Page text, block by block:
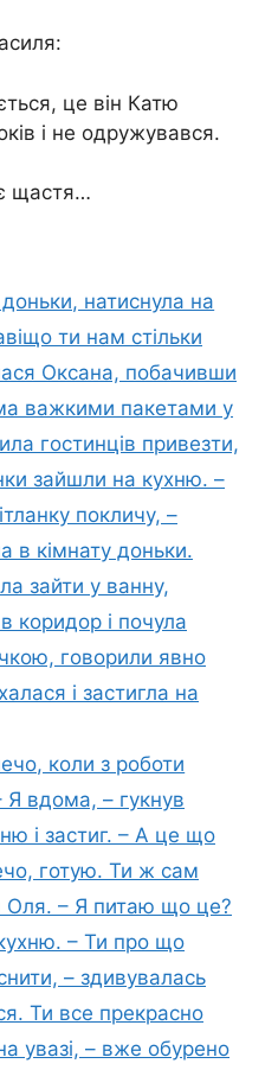
це він Катю
і не одружувався.
щастя…
натиснула на
ти нам стільки
Оксана, побачивши
важкими пакетами у
гостинців привезти,
зайшли на кухню. –
покличу, –
в кімнату доньки.
зайти у ванну,
коридор і почула
говорили явно
і застигла на
коли з роботи
Я вдома, – гукнув
і застиг. – А це що
готую. Ти ж сам
Оля. – Я питаю що це?
– Ти про що
– здивувалась
Ти все прекрасно
увазі, – вже обурено